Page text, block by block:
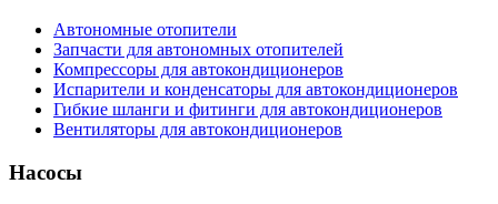
Автономные отопители
Запчасти для автономных отопителей
Компрессоры для автокондиционеров
Испарители и конденсаторы для автокондиционеров
Гибкие шланги и фитинги для автокондиционеров
Вентиляторы для автокондиционеров
Насосы